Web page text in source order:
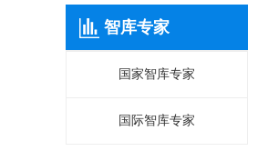
智库专家
国家智库专家
国际智库专家